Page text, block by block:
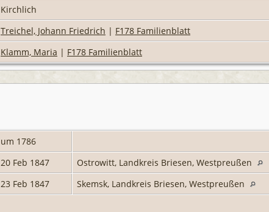
Kirchlich
Treichel, Johann Friedrich | F178 Familienblatt
Klamm, Maria | F178 Familienblatt
um 1786
20 Feb 1847
Ostrowitt, Landkreis Briesen, Westpreußen
23 Feb 1847
Skemsk, Landkreis Briesen, Westpreußen